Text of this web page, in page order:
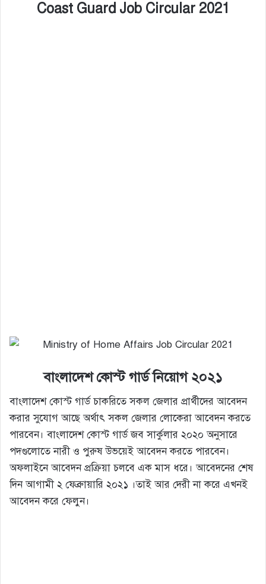
Coast Guard Job Circular 2021
বাংলাদেশ কোস্ট গার্ড নিয়োগ২০২১
বাংলাদেশ কোস্ট গার্ড চাকরিতে সকল জেলার প্রার্থীদের আবেদন
করার সুযোগ আছে অর্থাৎ সকল জেলার লোকেরা আবেদন করতে
পারবেন। বাংলাদেশ কোস্ট গার্ড জব সার্কুলার ২০২০ অনুসারে
পদগুলোতে নারী ও পুরুষ উভয়েই আবেদন করতে পারবেন।
অফলাইনে আবেদন প্রক্রিয়া চলবে এক মাস ধরে। আবেদনের শেষ
দিন আগামী ২ ফেব্রুায়ারি ২০২১ ।তাই আর দেরী না করে এখনই
আবেদন করে ফেলুন।